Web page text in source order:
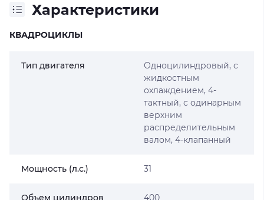
Характеристики
КВАДРОЦИКЛЫ
Тип двигателя
Одноцилиндровый, с
жидкостным
охлаждением, 4-
тактный, с одинарным
верхним
распределительным
валом, 4-клапанный
Мощность (л.с.) 31
Объем цилиндров
400